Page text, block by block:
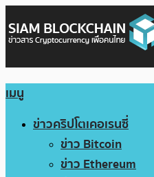
เมนู
ข่าวคริปโตเคอเรนซี่
ข่าว Bitcoin
ข่าว Ethereum